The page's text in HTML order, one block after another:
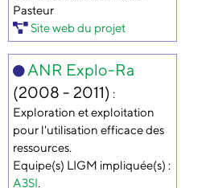
Pasteur
Site web du projet
ANR Explo-Ra
(2008 - 2011) :
Exploration et exploitation
pour l'utilisation efficace des
ressources.
Equipe(s) LIGM impliquée(s) :
A3SI.